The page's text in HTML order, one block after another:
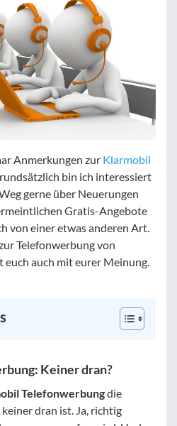
Anmerkungen zur Klarmobil
bin ich interessiert
gerne über Neuerungen
Gratis-Angebote
von einer etwas anderen Art.
Telefonwerbung von
auch mit eurer Meinung.
Keiner dran?
Telefonwerbungdie
dran ist. Ja, richtig